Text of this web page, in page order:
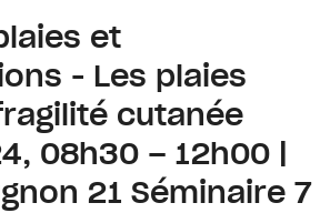
et
- Les plaies
cutanée
08h30 – 12h00 |
21 Séminaire 7